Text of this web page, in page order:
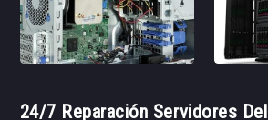
24/7 Reparación Servidores